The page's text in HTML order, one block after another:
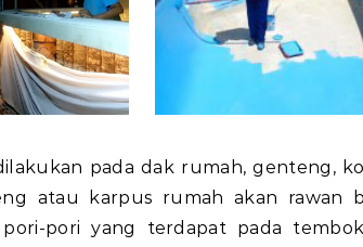
pada dak rumah, genteng,
atau karpus rumah akan rawan
pori yang terdapat pada